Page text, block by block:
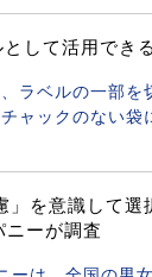
して活用でき
ラベルの一部を
ャックのない
」を意識して
ーが調査